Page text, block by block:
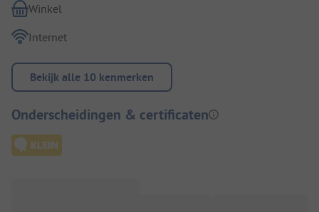
Winkel
Internet
Bekijk alle 10 kenmerken
Onderscheidingen & certificaten